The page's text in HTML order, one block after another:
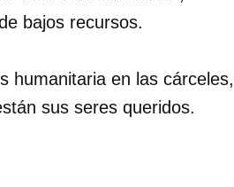
bajos recursos.
humanitaria en las cárceles,
sus seres queridos.